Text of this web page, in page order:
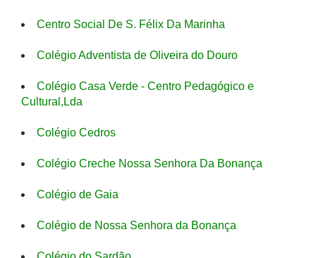
Centro Social De S. Félix Da Marinha
Colégio Adventista de Oliveira do Douro
Colégio Casa Verde - Centro Pedagógico e
Cultural,Lda
Colégio Cedros
Colégio Creche Nossa Senhora Da Bonança
Colégio de Gaia
Colégio de Nossa Senhora da Bonança